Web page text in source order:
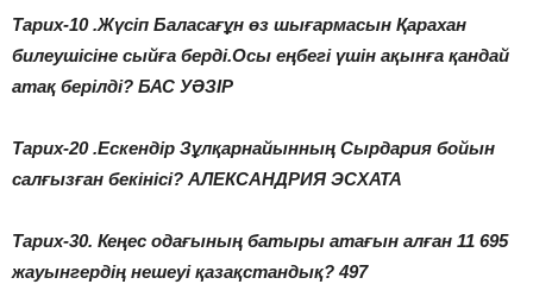
Тарих-10 .Жүсіп Баласағұн өз шығармасын Қарахан
билеушісіне сыйға берді.Осы еңбегі үшін ақынға қандай
атақ берілді? БАС УӘЗІР
Тарих-20 .Ескендір Зұлқарнайынның Сырдария бойын
салғызған бекінісі? АЛЕКСАНДРИЯ ЭСХАТА
Тарих-30. Кеңес одағының батыры атағын алған 11 695
жауынгердің нешеуі қазақстандық? 497